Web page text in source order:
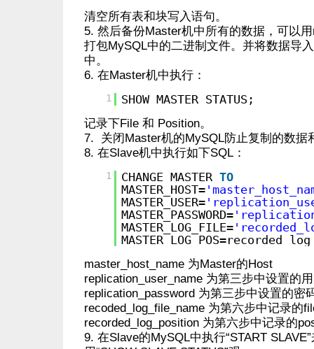
清空所有表和块写入语句。
5. 然后备份Master机中所有的数据，可以
打包MySQL中的二进制文件。并将数据导
中。
6. 在Master机中执行：
1 SHOW MASTER STATUS;
记录下File 和 Position。
7. 关闭Master机的MySQL防止复制的数据
8. 在Slave机中执行如下SQL：
1 CHANGE MASTER TO
MASTER_HOST=
MASTER_USER=
MASTER_PASSWORD=
MASTER_LOG_FILE=
master_host_name 为Master的Host
replication_user_name 为第三步中设置的
replication_password 为第三步中设置的密
recoded_log_file_name 为第六步中记录的
recorded_log_position 为第六步中记录的
9. 在Slave的MySQL中执行“START